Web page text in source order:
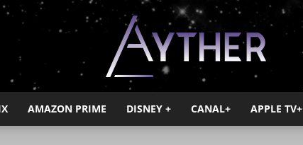
Ayther
AMAZON PRIME DISNEY + CANAL+ APPLE TV+